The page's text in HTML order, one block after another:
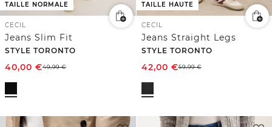
TAILLE NORMALE
CECIL
Jeans Slim Fit
STYLE TORONTO
40,00 €49,99€
TAILLE HAUTE
CECIL
Jeans Straight Legs
STYLE TORONTO
42,00 €59,99€